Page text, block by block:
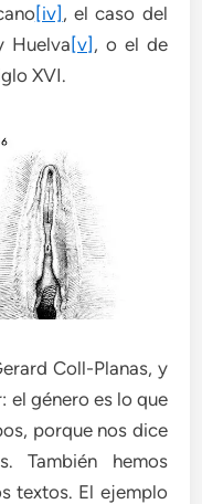
[iv], el caso del
Huelva[v], o el de
XVI.
Coll-Planas, y
el género es lo que
porque nos dice
También hemos
textos. El ejemplo